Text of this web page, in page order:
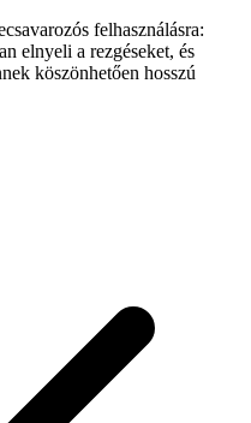
felhasználásra:
elnyeli a rezgéseket, és
köszönhetően hosszú
ipari környezetben.
karbantartás,